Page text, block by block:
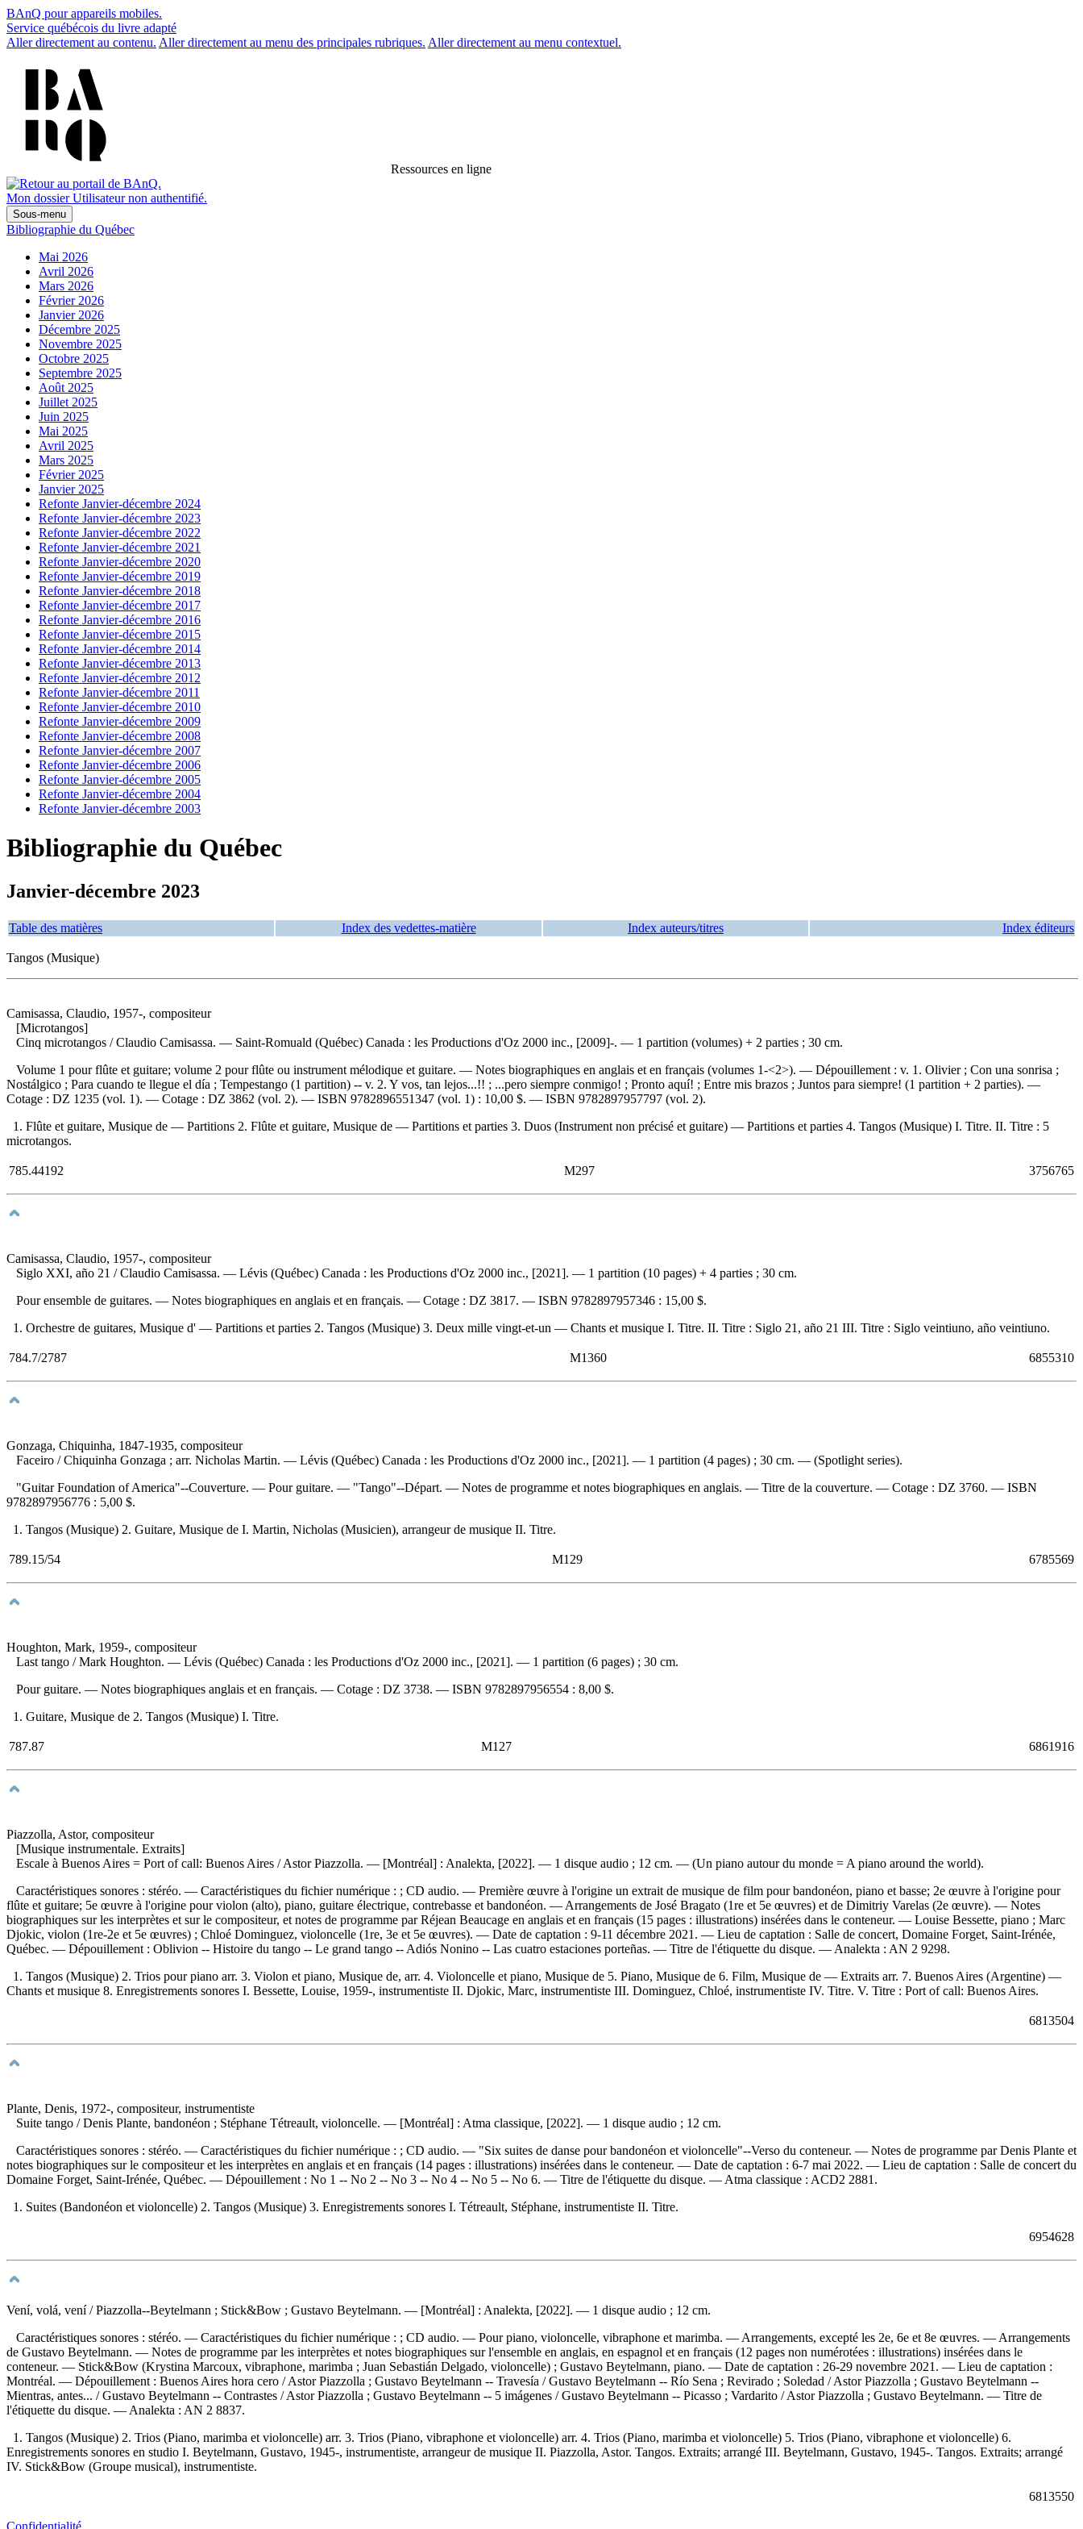
BAnQ pour appareils mobiles.
Service québécois du livre adapté
Aller directement au contenu. Aller directement au menu des principales rubriques. Aller directement au menu contextuel.
Ressources en ligne
Mon dossier Utilisateur non authentifié.
Sous-menu
Bibliographie du Québec
Mai 2026
Avril 2026
Mars 2026
Février 2026
Janvier 2026
Décembre 2025
Novembre 2025
Octobre 2025
Septembre 2025
Août 2025
Juillet 2025
Juin 2025
Mai 2025
Avril 2025
Mars 2025
Février 2025
Janvier 2025
Refonte Janvier-décembre 2024
Refonte Janvier-décembre 2023
Refonte Janvier-décembre 2022
Refonte Janvier-décembre 2021
Refonte Janvier-décembre 2020
Refonte Janvier-décembre 2019
Refonte Janvier-décembre 2018
Refonte Janvier-décembre 2017
Refonte Janvier-décembre 2016
Refonte Janvier-décembre 2015
Refonte Janvier-décembre 2014
Refonte Janvier-décembre 2013
Refonte Janvier-décembre 2012
Refonte Janvier-décembre 2011
Refonte Janvier-décembre 2010
Refonte Janvier-décembre 2009
Refonte Janvier-décembre 2008
Refonte Janvier-décembre 2007
Refonte Janvier-décembre 2006
Refonte Janvier-décembre 2005
Refonte Janvier-décembre 2004
Refonte Janvier-décembre 2003
Bibliographie du Québec
Janvier-décembre 2023
Table des matières Index des vedettes-matière Index auteurs/titres Index éditeurs
Tangos (Musique)
Camisassa, Claudio, 1957-, compositeur
[Microtangos]
Cinq microtangos / Claudio Camisassa. — Saint-Romuald (Québec) Canada : les Productions d'Oz 2000 inc., [2009]-. — 1 partition (volumes) + 2 parties ; 30 cm.
Volume 1 pour flûte et guitare; volume 2 pour flûte ou instrument mélodique et guitare. — Notes biographiques en anglais et en français (volumes 1-<2>). — Dépouillement : v. 1. Olivier ; Con una sonrisa ;
Nostálgico ; Para cuando te llegue el día ; Tempestango (1 partition) -- v. 2. Y vos, tan lejos...!! ; ...pero siempre conmigo! ; Pronto aquí! ; Entre mis brazos ; Juntos para siempre! (1 partition + 2 parties). —
Cotage : DZ 1235 (vol. 1). — Cotage : DZ 3862 (vol. 2). — ISBN 9782896551347 (vol. 1) : 10,00 $. — ISBN 9782897957797 (vol. 2).
1. Flûte et guitare, Musique de — Partitions 2. Flûte et guitare, Musique de — Partitions et parties 3. Duos (Instrument non précisé et guitare) — Partitions et parties 4. Tangos (Musique) I. Titre. II. Titre : 5
microtangos.
785.44192 M297 3756765
Camisassa, Claudio, 1957-, compositeur
Siglo XXI, año 21 / Claudio Camisassa. — Lévis (Québec) Canada : les Productions d'Oz 2000 inc., [2021]. — 1 partition (10 pages) + 4 parties ; 30 cm.
Pour ensemble de guitares. — Notes biographiques en anglais et en français. — Cotage : DZ 3817. — ISBN 9782897957346 : 15,00 $.
1. Orchestre de guitares, Musique d' — Partitions et parties 2. Tangos (Musique) 3. Deux mille vingt-et-un — Chants et musique I. Titre. II. Titre : Siglo 21, año 21 III. Titre : Siglo veintiuno, año veintiuno.
784.7/2787 M1360 6855310
Gonzaga, Chiquinha, 1847-1935, compositeur
Faceiro / Chiquinha Gonzaga ; arr. Nicholas Martin. — Lévis (Québec) Canada : les Productions d'Oz 2000 inc., [2021]. — 1 partition (4 pages) ; 30 cm. — (Spotlight series).
"Guitar Foundation of America"--Couverture. — Pour guitare. — "Tango"--Départ. — Notes de programme et notes biographiques en anglais. — Titre de la couverture. — Cotage : DZ 3760. — ISBN
9782897956776 : 5,00 $.
1. Tangos (Musique) 2. Guitare, Musique de I. Martin, Nicholas (Musicien), arrangeur de musique II. Titre.
789.15/54 M129 6785569
Houghton, Mark, 1959-, compositeur
Last tango / Mark Houghton. — Lévis (Québec) Canada : les Productions d'Oz 2000 inc., [2021]. — 1 partition (6 pages) ; 30 cm.
Pour guitare. — Notes biographiques anglais et en français. — Cotage : DZ 3738. — ISBN 9782897956554 : 8,00 $.
1. Guitare, Musique de 2. Tangos (Musique) I. Titre.
787.87 M127 6861916
Piazzolla, Astor, compositeur
[Musique instrumentale. Extraits]
Escale à Buenos Aires = Port of call: Buenos Aires / Astor Piazzolla. — [Montréal] : Analekta, [2022]. — 1 disque audio ; 12 cm. — (Un piano autour du monde = A piano around the world).
Caractéristiques sonores : stéréo. — Caractéristiques du fichier numérique : ; CD audio. — Première œuvre à l'origine un extrait de musique de film pour bandonéon, piano et basse; 2e œuvre à l'origine pour
flûte et guitare; 5e œuvre à l'origine pour violon (alto), piano, guitare électrique, contrebasse et bandonéon. — Arrangements de José Bragato (1re et 5e œuvres) et de Dimitriy Varelas (2e œuvre). — Notes
biographiques sur les interprètes et sur le compositeur, et notes de programme par Réjean Beaucage en anglais et en français (15 pages : illustrations) insérées dans le conteneur. — Louise Bessette, piano ; Marc
Djokic, violon (1re-2e et 5e œuvres) ; Chloé Dominguez, violoncelle (1re, 3e et 5e œuvres). — Date de captation : 9-11 décembre 2021. — Lieu de captation : Salle de concert, Domaine Forget, Saint-Irénée,
Québec. — Dépouillement : Oblivion -- Histoire du tango -- Le grand tango -- Adiós Nonino -- Las cuatro estaciones porteñas. — Titre de l'étiquette du disque. — Analekta : AN 2 9298.
1. Tangos (Musique) 2. Trios pour piano arr. 3. Violon et piano, Musique de, arr. 4. Violoncelle et piano, Musique de 5. Piano, Musique de 6. Film, Musique de — Extraits arr. 7. Buenos Aires (Argentine) —
Chants et musique 8. Enregistrements sonores I. Bessette, Louise, 1959-, instrumentiste II. Djokic, Marc, instrumentiste III. Dominguez, Chloé, instrumentiste IV. Titre. V. Titre : Port of call: Buenos Aires.
6813504
Plante, Denis, 1972-, compositeur, instrumentiste
Suite tango / Denis Plante, bandonéon ; Stéphane Tétreault, violoncelle. — [Montréal] : Atma classique, [2022]. — 1 disque audio ; 12 cm.
Caractéristiques sonores : stéréo. — Caractéristiques du fichier numérique : ; CD audio. — "Six suites de danse pour bandonéon et violoncelle"--Verso du conteneur. — Notes de programme par Denis Plante et
notes biographiques sur le compositeur et les interprètes en anglais et en français (14 pages : illustrations) insérées dans le conteneur. — Date de captation : 6-7 mai 2022. — Lieu de captation : Salle de concert du
Domaine Forget, Saint-Irénée, Québec. — Dépouillement : No 1 -- No 2 -- No 3 -- No 4 -- No 5 -- No 6. — Titre de l'étiquette du disque. — Atma classique : ACD2 2881.
1. Suites (Bandonéon et violoncelle) 2. Tangos (Musique) 3. Enregistrements sonores I. Tétreault, Stéphane, instrumentiste II. Titre.
6954628
Vení, volá, vení/ Piazzolla--Beytelmann ; Stick&Bow ; Gustavo Beytelmann. — [Montréal] : Analekta, [2022]. — 1 disque audio ; 12 cm.
Caractéristiques sonores : stéréo. — Caractéristiques du fichier numérique : ; CD audio. — Pour piano, violoncelle, vibraphone et marimba. — Arrangements, excepté les 2e, 6e et 8e œuvres. — Arrangements
de Gustavo Beytelmann. — Notes de programme par les interprètes et notes biographiques sur l'ensemble en anglais, en espagnol et en français (12 pages non numérotées : illustrations) insérées dans le
conteneur. — Stick&Bow (Krystina Marcoux, vibraphone, marimba ; Juan Sebastián Delgado, violoncelle) ; Gustavo Beytelmann, piano. — Date de captation : 26-29 novembre 2021. — Lieu de captation :
Montréal. — Dépouillement : Buenos Aires hora cero / Astor Piazzolla ; Gustavo Beytelmann -- Travesía / Gustavo Beytelmann -- Río Sena ; Revirado ; Soledad / Astor Piazzolla ; Gustavo Beytelmann --
Mientras, antes... / Gustavo Beytelmann -- Contrastes / Astor Piazzolla ; Gustavo Beytelmann -- 5 imágenes / Gustavo Beytelmann -- Picasso ; Vardarito / Astor Piazzolla ; Gustavo Beytelmann. — Titre de
l'étiquette du disque. — Analekta : AN 2 8837.
1. Tangos (Musique) 2. Trios (Piano, marimba et violoncelle) arr. 3. Trios (Piano, vibraphone et violoncelle) arr. 4. Trios (Piano, marimba et violoncelle) 5. Trios (Piano, vibraphone et violoncelle) 6.
Enregistrements sonores en studio I. Beytelmann, Gustavo, 1945-, instrumentiste, arrangeur de musique II. Piazzolla, Astor. Tangos. Extraits; arrangé III. Beytelmann, Gustavo, 1945-. Tangos. Extraits; arrangé
IV. Stick&Bow (Groupe musical), instrumentiste.
6813550
Confidentialité